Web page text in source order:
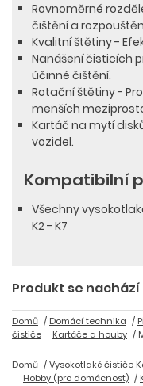
Rovnoměrné
čištění a
Kvalitní štětiny -
Nanášení čisticích
účinné čištění.
Rotační štětiny -
menších
Kartáč na mytí
vozidel.
Kompatibilní
Všechny
K2 - K7
Produkt se
Domů Domácí technika
čističe
Kartáče a houby
Domů Vysokotlaké čističe
Hobby (pro domácnost)